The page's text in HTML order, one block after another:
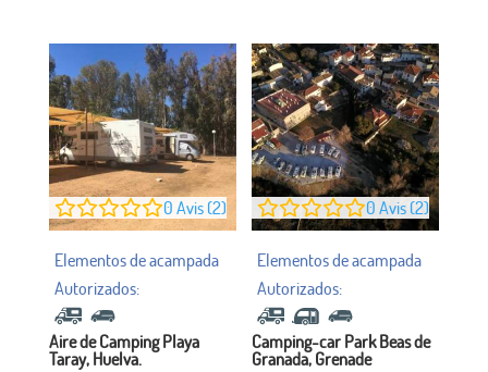
0 Avis (2)
Aire de Camping Playa
Taray, Huelva.
0 Avis (2)
Camping-car Park Beas de
Granada, Grenade